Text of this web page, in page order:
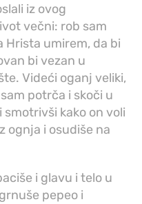
iz ovog
večni: rob sam
Hrista umirem, da bi
bi vezan u
Videći oganj veliki,
potrča i skoči u
kako on voli
ognja i osudiše na
i glavu i telo u
pepeo i